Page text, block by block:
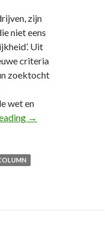
zijn
niet eens
Uit
criteria
zoektocht
wet en
106e FD Column:
→